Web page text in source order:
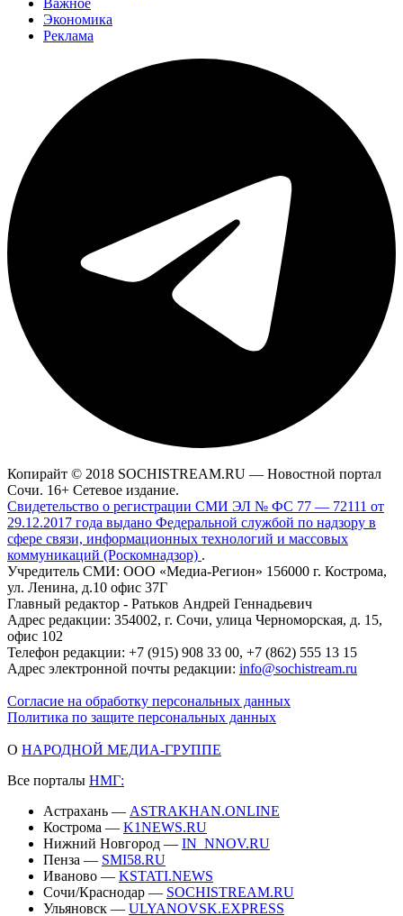
Важное
Экономика
Реклама
Копирайт © 2018 SOCHISTREAM.RU — Новостной портал
Сочи. 16+ Сетевое издание.
Свидетельство о регистрации СМИ ЭЛ № ФС 77 — 72111 от
29.12.2017 года выдано Федеральной службой по надзору в
сфере связи, информационных технологий и массовых
коммуникаций (Роскомнадзор) .
Учредитель СМИ: ООО «Медиа-Регион» 156000 г. Кострома,
ул. Ленина, д.10 офис 37Г
Главный редактор - Ратьков Андрей Геннадьевич
Адрес редакции: 354002, г. Сочи, улица Черноморская, д. 15,
офис 102
Телефон редакции: +7 (915) 908 33 00, +7 (862) 555 13 15
Адрес электронной почты редакции: info@sochistream.ru
Согласие на обработку персональных данных
Политика по защите персональных данных
О НАРОДНОЙ МЕДИА-ГРУППЕ
Все порталы НМГ:
Астрахань — ASTRAKHAN.ONLINE
Кострома — K1NEWS.RU
Нижний Новгород — IN_NNOV.RU
Пенза — SMI58.RU
Иваново — KSTATI.NEWS
Сочи/Краснодар — SOCHISTREAM.RU
Ульяновск — ULYANOVSK.EXPRESS